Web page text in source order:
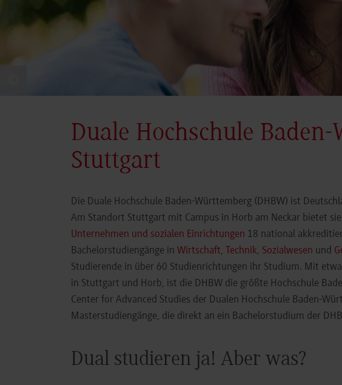
Duale Hochschule
Stuttgart
Die Duale Hochschule Baden-Württemberg (DHBW) ist
Am Standort Stuttgart mit Campus in Horb am Neckar bietet
Unternehmen und sozialen Einrichtungen 18 national
Bachelorstudiengänge in Wirtschaft, Technik, Sozialwesen und
Studierende in über 60 Studienrichtungen ihr Studium. Mit
in Stuttgart und Horb, ist die DHBW die größte Hochschule
Center for Advanced Studies der Dualen Hochschule Baden-
Masterstudiengänge, die direkt an ein Bachelorstudium der
Dual studieren ja! Aber was?